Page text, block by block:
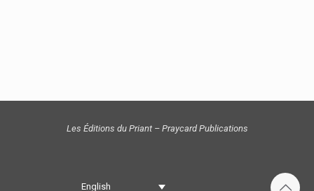
Les Éditions du Priant – Praycard Publications
English